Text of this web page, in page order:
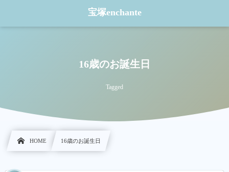
宝塚enchante
16歳のお誕生日
Tagged
HOME 16歳のお誕生日